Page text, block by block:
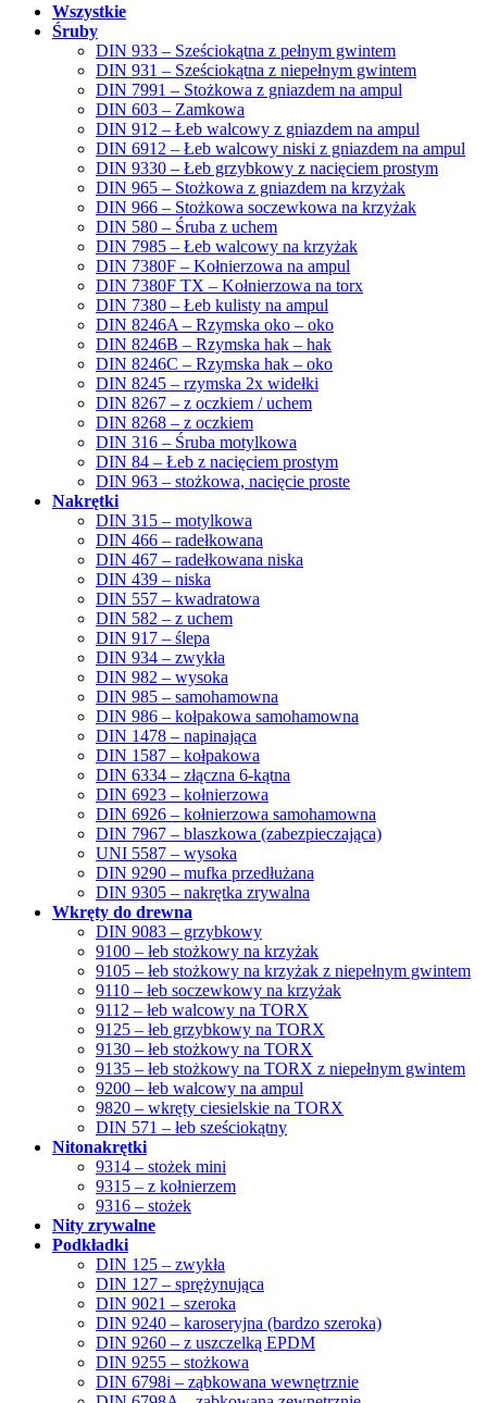
Wszystkie
Śruby
DIN 933 – Sześciokątna z pełnym gwintem
DIN 931 – Sześciokątna z niepełnym gwintem
DIN 7991 – Stożkowa z gniazdem na ampul
DIN 603 – Zamkowa
DIN 912 – Łeb walcowy z gniazdem na ampul
DIN 6912 – Łeb walcowy niski z gniazdem na ampul
DIN 9330 – Łeb grzybkowy z nacięciem prostym
DIN 965 – Stożkowa z gniazdem na krzyżak
DIN 966 – Stożkowa soczewkowa na krzyżak
DIN 580 – Śruba z uchem
DIN 7985 – Łeb walcowy na krzyżak
DIN 7380F – Kołnierzowa na ampul
DIN 7380F TX – Kołnierzowa na torx
DIN 7380 – Łeb kulisty na ampul
DIN 8246A – Rzymska oko – oko
DIN 8246B – Rzymska hak – hak
DIN 8246C – Rzymska hak – oko
DIN 8245 – rzymska 2x widełki
DIN 8267 – z oczkiem / uchem
DIN 8268 – z oczkiem
DIN 316 – Śruba motylkowa
DIN 84 – Łeb z nacięciem prostym
DIN 963 – stożkowa, nacięcie proste
Nakrętki
DIN 315 – motylkowa
DIN 466 – radełkowana
DIN 467 – radełkowana niska
DIN 439 – niska
DIN 557 – kwadratowa
DIN 582 – z uchem
DIN 917 – ślepa
DIN 934 – zwykła
DIN 982 – wysoka
DIN 985 – samohamowna
DIN 986 – kołpakowa samohamowna
DIN 1478 – napinająca
DIN 1587 – kołpakowa
DIN 6334 – złączna 6-kątna
DIN 6923 – kołnierzowa
DIN 6926 – kołnierzowa samohamowna
DIN 7967 – blaszkowa (zabezpieczająca)
UNI 5587 – wysoka
DIN 9290 – mufka przedłużana
DIN 9305 – nakrętka zrywalna
Wkręty do drewna
DIN 9083 – grzybkowy
9100 – łeb stożkowy na krzyżak
9105 – łeb stożkowy na krzyżak z niepełnym gwintem
9110 – łeb soczewkowy na krzyżak
9112 – łeb walcowy na TORX
9125 – łeb grzybkowy na TORX
9130 – łeb stożkowy na TORX
9135 – łeb stożkowy na TORX z niepełnym gwintem
9200 – łeb walcowy na ampul
9820 – wkręty ciesielskie na TORX
DIN 571 – łeb sześciokątny
Nitonakrętki
9314 – stożek mini
9315 – z kołnierzem
9316 – stożek
Nity zrywalne
Podkładki
DIN 125 – zwykła
DIN 127 – sprężynująca
DIN 9021 – szeroka
DIN 9240 – karoseryjna (bardzo szeroka)
DIN 9260 – z uszczelką EPDM
DIN 9255 – stożkowa
DIN 6798i – ząbkowana wewnętrznie